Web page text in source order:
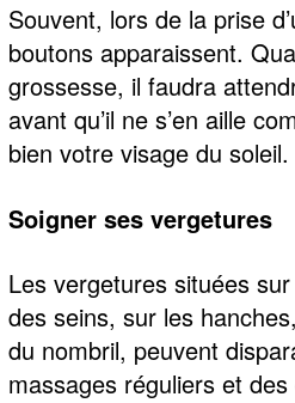
Souvent, lors de la prise
boutons apparaissent.
grossesse, il faudra
avant qu’il ne s’en aille
bien votre visage du soleil.
Soigner ses vergetures
Les vergetures situées
des seins, sur les
du nombril, peuvent
massages réguliers et